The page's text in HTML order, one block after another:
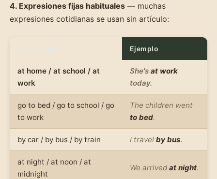
4. Expresiones fijas habituales — muchas
expresiones cotidianas se usan sin artículo:
Ejemplo
at home / at school / at
work
She's at work
today.
go to bed / go to school / go
to work
The children went
to bed.
by car / by bus / by train I travel by bus.
at night / at noon / at
midnight
We arrived at night.